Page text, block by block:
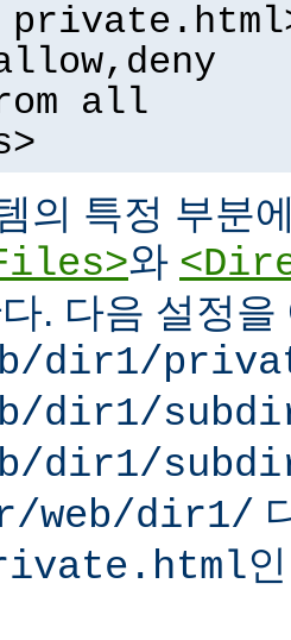
all
의 특정 부분
와
. 다음 설정을
dir1/
dir1/
dir1/
web/dir1/